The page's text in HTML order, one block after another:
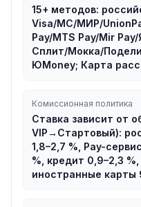
15+ методов:
Visa/MC/МИР/
Pay/MTS Pay/Mir
Сплит/Мокка/
ЮMoney; Карта
Комиссионная политика
Ставка зависит от
VIP→Стартовый):
1,8–2,7 %, Pay-
%, кредит 0,9–2,3
иностранные карты